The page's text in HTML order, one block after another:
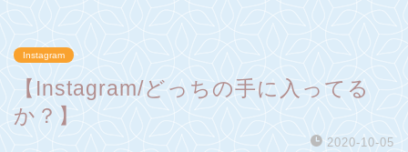
Instagram
【Instagram/どっちの手に入ってる
か？】
2020-10-05